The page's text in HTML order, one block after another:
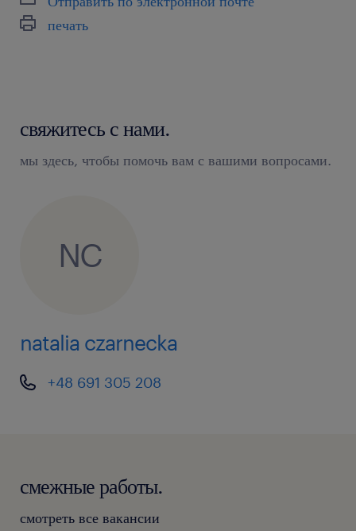
печать
свяжитесь с нами.
мы здесь, чтобы помочь вам с вашими вопросами.
NC
natalia czarnecka
+48 691 305 208
смежные работы.
смотреть все вакансии